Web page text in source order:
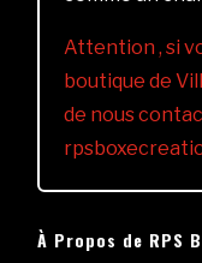
Attention , si
boutique de
de nous
À Propos de RPS